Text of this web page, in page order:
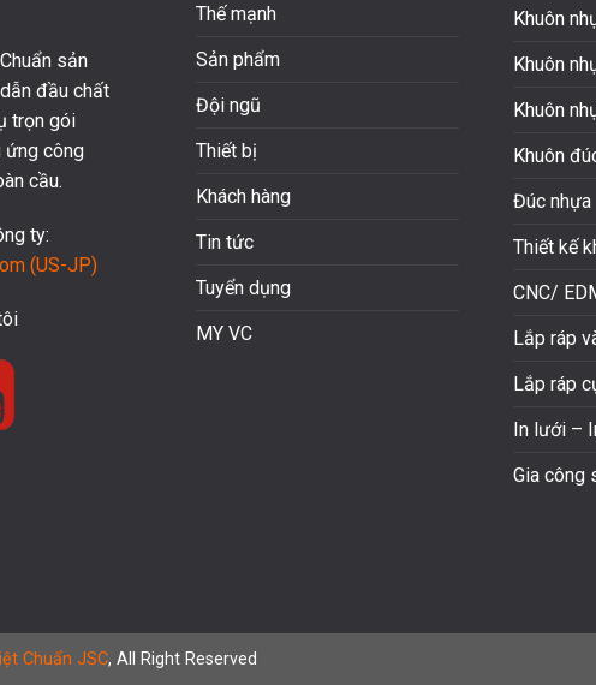
sản
đầu chất
trọn gói
ứng công
cầu.
ty:
(US-JP)
Thế mạnh
Sản phẩm
Đội ngũ
Thiết bị
Khách hàng
Tin tức
Tuyển dụng
MY VC
Khuôn
Khuôn
Khuôn
Khuôn
Đúc nhựa
Thiết kế
CNC/
Lắp ráp
Lắp ráp
In lưới –
Gia công
Chuẩn JSC, All Right Reserved